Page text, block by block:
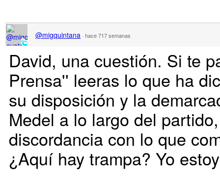
@migquintana · hace 717 semanas
David, una cuestión. Si te
Prensa'' leeras lo que ha
su disposición y la
Medel a lo largo del
discordancia con lo que
¿Aquí hay trampa? Yo